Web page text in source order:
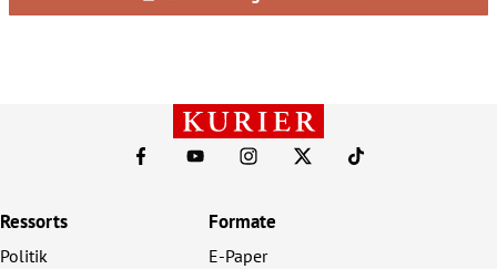
Ressorts
Politik
Formate
E-Paper